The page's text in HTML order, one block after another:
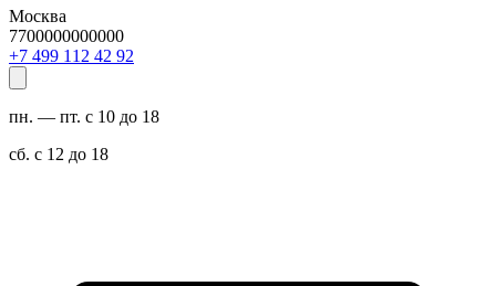
Москва
7700000000000
29 24 211 994 7+
пн. — пт. с 10 до 18
сб. с 12 до 18